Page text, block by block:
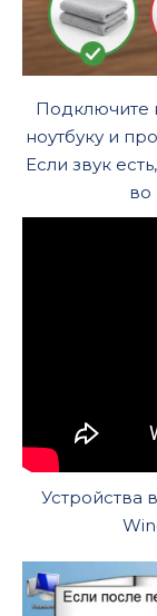
Подключите
ноутбуку и
Если звук
во
Устройства